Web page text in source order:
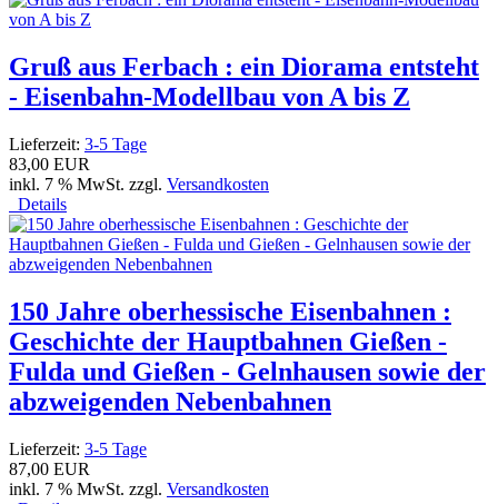
Gruß aus Ferbach : ein Diorama entsteht
- Eisenbahn-Modellbau von A bis Z
Lieferzeit: 3-5 Tage
83,00 EUR
inkl. 7 % MwSt. zzgl. Versandkosten
Details
150 Jahre oberhessische Eisenbahnen :
Geschichte der Hauptbahnen Gießen -
Fulda und Gießen - Gelnhausen sowie der
abzweigenden Nebenbahnen
Lieferzeit: 3-5 Tage
87,00 EUR
inkl. 7 % MwSt. zzgl. Versandkosten